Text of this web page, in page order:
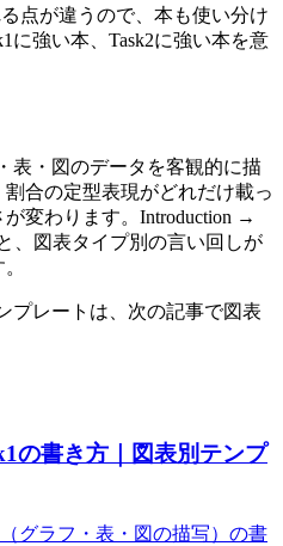
点が違うので、本も使い分け
に強い本、Task2に強い本を意
表・図のデータを客観的に描
合の定型表現がどれだけ載っ
変わります。Introduction →
、図表タイプ別の言い回しが
プレートは、次の記事で図表
の書き方｜図表別テンプ
（グラフ・表・図の描写）の書